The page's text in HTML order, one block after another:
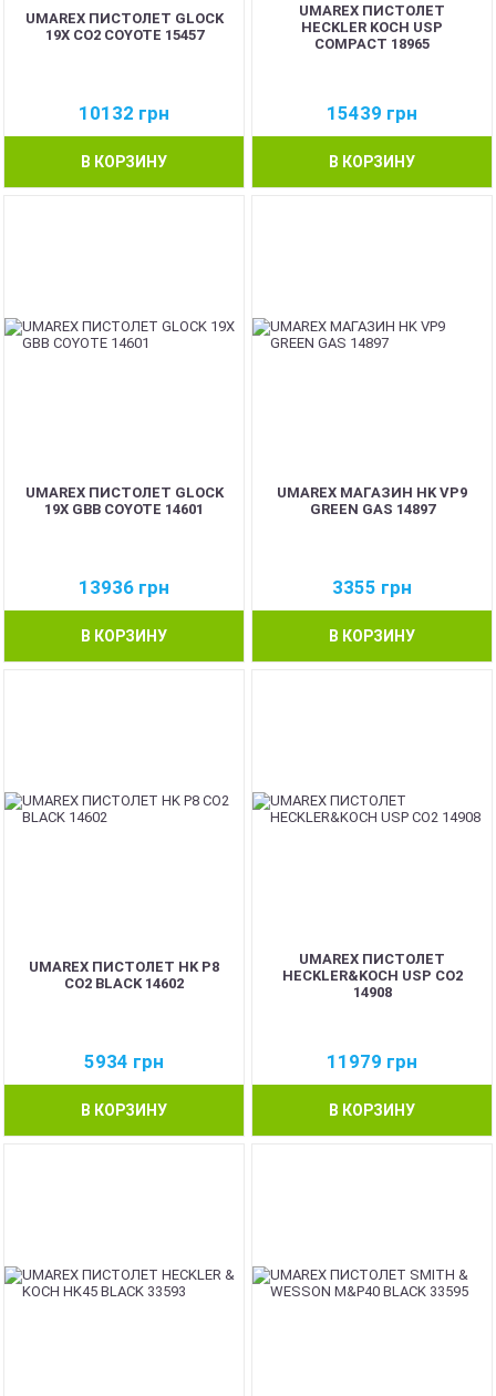
UMAREX ПИСТОЛЕТ GLOCK
19X CO2 COYOTE 15457
10132 грн
В КОРЗИНУ
UMAREX ПИСТОЛЕТ
HECKLER KOCH USP
COMPACT 18965
15439 грн
В КОРЗИНУ
UMAREX ПИСТОЛЕТ GLOCK
19X GBB COYOTE 14601
13936 грн
В КОРЗИНУ
UMAREX МАГАЗИН HK VP9
GREEN GAS 14897
3355 грн
В КОРЗИНУ
UMAREX ПИСТОЛЕТ HK P8
CO2 BLACK 14602
5934 грн
В КОРЗИНУ
UMAREX ПИСТОЛЕТ
HECKLER&KOCH USP CO2
14908
11979 грн
В КОРЗИНУ